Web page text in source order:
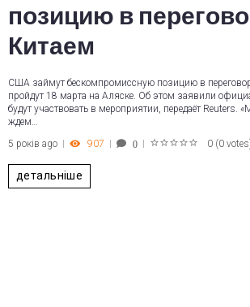
позицию в
Китаем
США займут бескомпромиссную позицию в
пройдут 18 марта на Аляске. Об этом заявили
будут участвовать в мероприятии, передаёт Reuters.
ждем…
5 років ago
907 0 0 (0 votes
детальніше